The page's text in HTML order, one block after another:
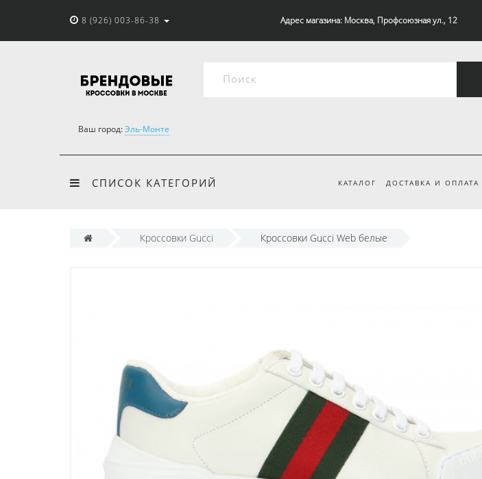
8 (926) 003-86-38 Адрес магазина: Москва, Профсоюзная ул., 12
Ваш город:Эль-Монте
СПИСОК КАТЕГОРИЙ КАТАЛОГ ДОСТАВКА И ОПЛАТА
Кроссовки Gucci Кроссовки Gucci Web белые